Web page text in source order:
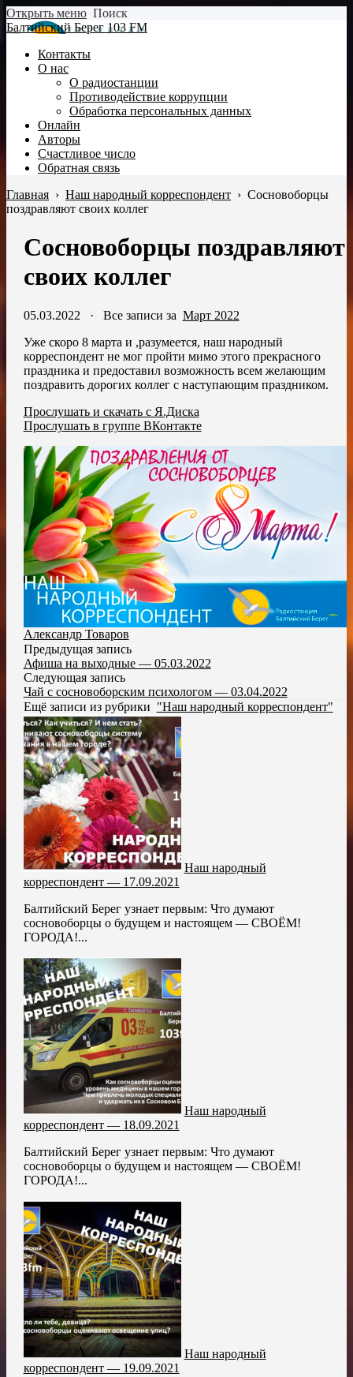
Открыть меню Поиск
Балтийский Берег 103 FM
Контакты
О нас
О радиостанции
Противодействие коррупции
Обработка персональных данных
Онлайн
Авторы
Счастливое число
Обратная связь
Главная › Наш народный корреспондент › Сосновоборцы
поздравляют своих коллег
Сосновоборцы поздравляют
своих коллег
05.03.2022 · Все записи за Март 2022
Уже скоро 8 марта и ,разумеется, наш народный
корреспондент не мог пройти мимо этого прекрасного
праздника и предоставил возможность всем желающим
поздравить дорогих коллег с наступающим праздником.
Прослушать и скачать с Я.Диска
Прослушать в группе ВКонтакте
Александр Товаров
Предыдущая запись
Афиша на выходные — 05.03.2022
Следующая запись
Чай с сосновоборским психологом — 03.04.2022
Ещё записи из рубрики "Наш народный корреспондент"
Наш народный
корреспондент — 17.09.2021
Балтийский Берег узнает первым: Что думают
сосновоборцы о будущем и настоящем — СВОЁМ!
ГОРОДА!...
Наш народный
корреспондент — 18.09.2021
Балтийский Берег узнает первым: Что думают
сосновоборцы о будущем и настоящем — СВОЁМ!
ГОРОДА!...
Наш народный
корреспондент — 19.09.2021